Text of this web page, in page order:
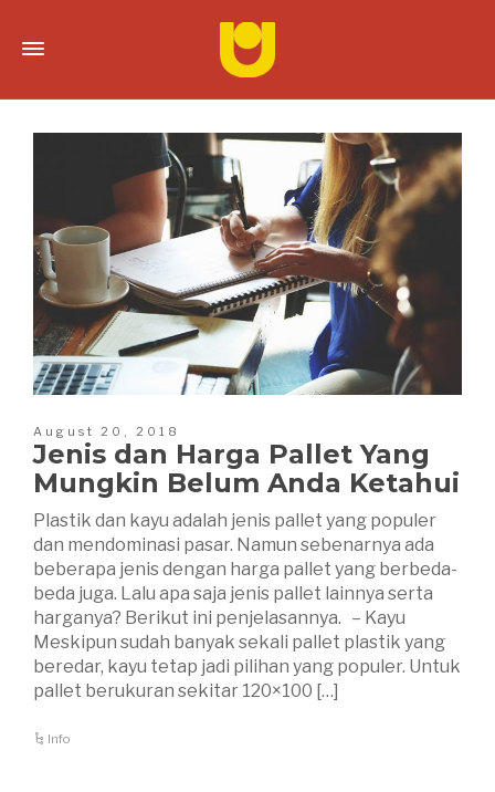
August 20, 2018
Jenis dan Harga Pallet Yang
Mungkin Belum Anda Ketahui
Plastik dan kayu adalah jenis pallet yang populer
dan mendominasi pasar. Namun sebenarnya ada
beberapa jenis dengan harga pallet yang berbeda-
beda juga. Lalu apa saja jenis pallet lainnya serta
harganya? Berikut ini penjelasannya. – Kayu
Meskipun sudah banyak sekali pallet plastik yang
beredar, kayu tetap jadi pilihan yang populer. Untuk
pallet berukuran sekitar 120×100 […]
Info